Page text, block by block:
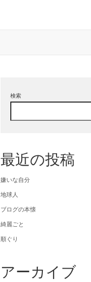
検索
最近の投稿
嫌いな自分
地球人
ブログの本懐
綺麗ごと
順ぐり
アーカイブ